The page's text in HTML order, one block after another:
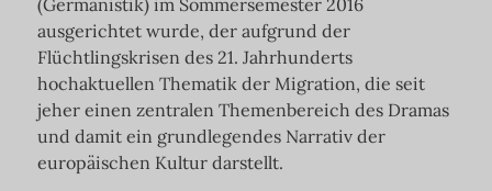
ausgerichtet wurde, der aufgrund der
Flüchtlingskrisen des 21. Jahrhunderts
hochaktuellen Thematik der Migration, die seit
jeher einen zentralen Themenbereich des Dramas
und damit ein grundlegendes Narrativ der
europäischen Kultur darstellt.